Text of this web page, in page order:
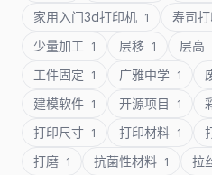
家用入门3d打印机 1 寿司打
少量加工 1 层移 1 层高
工件固定 1 广雅中学 1
建模软件 1 开源项目 1
打印尺寸 1 打印材料 1
打磨 1 抗菌性材料 1 拉